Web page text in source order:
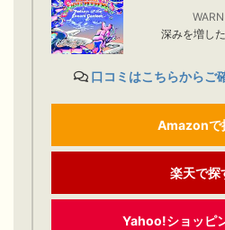
深みを増し
口コミはこちらからご
Amazonで
楽天で探
Yahoo!ショッピ